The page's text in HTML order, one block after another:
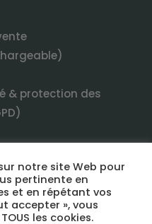
& protection des
notre site Web pour
pertinente en
et en répétant vos
accepter », vous
les cookies.